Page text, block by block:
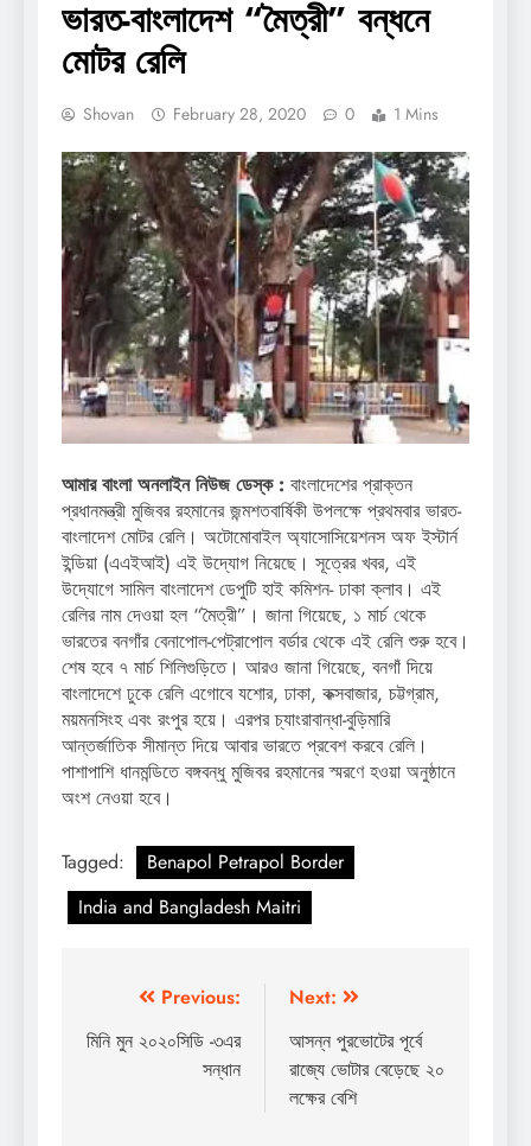
ভারত-বাংলাদেশ “মৈত্রী” বন্ধনে
মোটর রেলি
Shovan February 28, 2020 0 1 Mins
আমার বাংলা অনলাইন নিউজ ডেস্ক : বাংলাদেশের প্রাক্তন
প্রধানমন্ত্রী মুজিবর রহমানের জন্মশতবার্ষিকী উপলক্ষে প্রথমবার ভারত-
বাংলাদেশ মোটর রেলি। অটোমোবাইল অ্যাসোসিয়েশনস অফ ইস্টার্ন
ইন্ডিয়া (এএইআই) এই উদ্যোগ নিয়েছে। সূত্রের খবর, এই
উদ্যোগে সামিল বাংলাদেশ ডেপুটি হাই কমিশন- ঢাকা ক্লাব। এই
রেলির নাম দেওয়া হল “মৈত্রী”। জানা গিয়েছে, ১ মার্চ থেকে
ভারতের বনগাঁর বেনাপোল-পেট্রাপোল বর্ডার থেকে এই রেলি শুরু হবে।
শেষ হবে ৭ মার্চ শিলিগুড়িতে। আরও জানা গিয়েছে, বনগাঁ দিয়ে
বাংলাদেশে ঢুকে রেলি এগোবে যশোর, ঢাকা, কক্সবাজার, চট্টগ্রাম,
ময়মনসিংহ এবং রংপুর হয়ে। এরপর চ্যাংরাবান্ধা-বুড়িমারি
আন্তর্জাতিক সীমান্ত দিয়ে আবার ভারতে প্রবেশ করবে রেলি।
পাশাপাশি ধানমন্ডিতে বঙ্গবন্ধু মুজিবর রহমানের স্মরণে হওয়া অনুষ্ঠানে
অংশ নেওয়া হবে।
Tagged:
Benapol Petrapol Border
India and Bangladesh Maitri
navigation
Previous:
মিনি মুন ২০২০সিডি -৩এর
সন্ধান
Next:
আসন্ন পুরভোটের পূর্বে
রাজ্যে ভোটার বেড়েছে ২০
লক্ষের বেশি